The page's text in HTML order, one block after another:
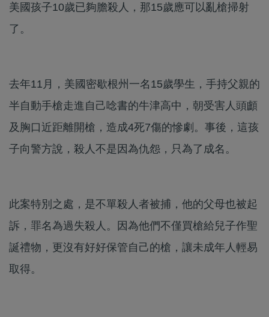
美國孩子10歲已夠膽殺人，那15歲應可以亂槍掃射
了。
去年11月，美國密歇根州一名15歲學生，手持父親的
半自動手槍走進自己唸書的牛津高中，朝受害人頭顱
及胸口近距離開槍，造成4死7傷的慘劇。事後，這孩
子向警方說，殺人不是因為仇怨，只為了成名。
此案特別之處，是不單殺人者被捕，他的父母也被起
訴，罪名為過失殺人。因為他們不僅買槍給兒子作聖
誕禮物，更沒有好好保管自己的槍，讓未成年人輕易
取得。